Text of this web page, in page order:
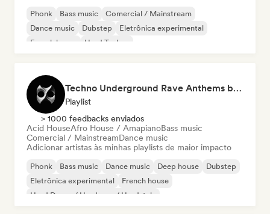
Phonk Bass music
Comercial / Mainstream
Dance music
Dubstep
Eletrônica experimental
French house
Hard Techno
Techno Underground Rave Anthems by Orphium
Playlist
> 1000 feedbacks enviados
Acid HouseAfro House / AmapianoBass music
Comercial / MainstreamDance music
Adicionar artistas às minhas playlists de maior impacto
Phonk Bass music Dance music Deep house
Dubstep
Eletrônica experimental
French house
Hard Dance / Hardcore / Hardstyle